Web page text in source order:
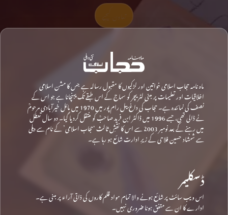
ماہ نامہ حجاب اسلامی خواتین اور لڑکیوں کا مقبول رسالہ ہے جس کا مشن اسلامی
اخلاقیات اور تعلیمات پر مبنی لٹریچر کو سماج کے اس طبقے تک پہنچانا ہے جو اس کے
نصف کی نمائندہ ہے۔ حجاب کی داغ بیل رام پور میں 1970 میں مائل خیرآبادی مرحومؒ
نے ڈالی تھی، جسے 1996 میں ڈاکٹر ابن فرید صاحبؒ کو منتقل کردیا گیا۔ دو سال تعطل
میں رہنے کے بعد نومبر 2003 سے اس کا نقشِ ثالث ‘حجاب اسلامی’ کے نام سے دہلی
سے شمشاد حسین فلاحی کے زیرِ ادارت شائع ہو رہا ہے۔
ڈسکلیمر
اس ویب سائٹ پر شائع ہونے والا تمام مواد قلم کاروں کی ذاتی آراء پر مبنی ہے۔
ادارے کا ان سے متفق ہونا ضروری نہیں۔